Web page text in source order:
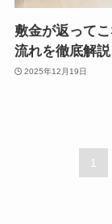
敷金が返って
流れを徹底解説
2025年12月19日
1